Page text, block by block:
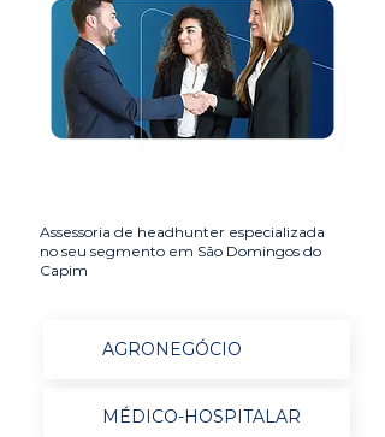
Assessoria de headhunter especializada
no seu segmento em São Domingos do
Capim
AGRONEGÓCIO
MÉDICO-HOSPITALAR